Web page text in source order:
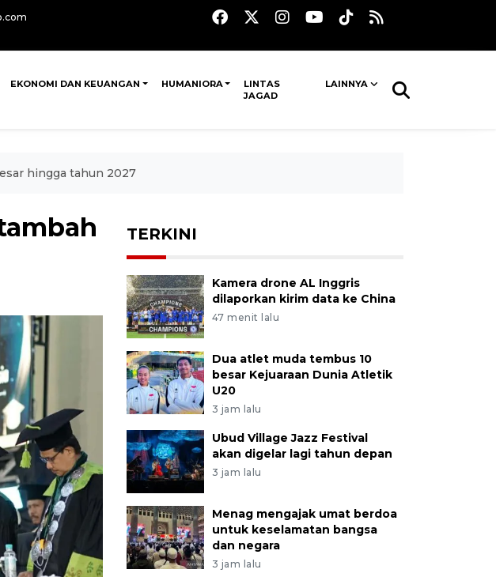
EKONOMI DAN KEUANGAN HUMANIORA
LINTAS
JAGAD
LAINNYA
hingga tahun 2027
TERKINI
Kamera drone AL Inggris
dilaporkan kirim data ke China
47 menit lalu
Dua atlet muda tembus 10
besar Kejuaraan Dunia Atletik
U20
3 jam lalu
Ubud Village Jazz Festival
akan digelar lagi tahun depan
3 jam lalu
Menag mengajak umat berdoa
untuk keselamatan bangsa
dan negara
3 jam lalu